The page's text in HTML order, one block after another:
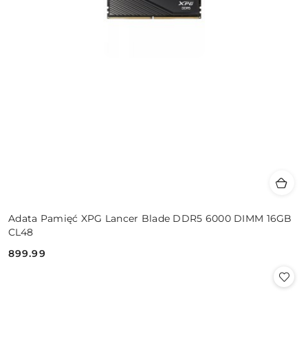
Adata Pamięć XPG Lancer Blade DDR5 6000 DIMM 16GB
CL48
Cena:
899.99